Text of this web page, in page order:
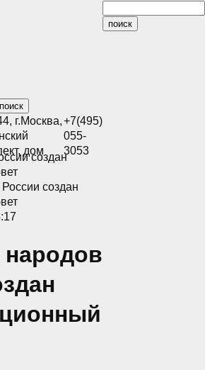
, г.Москва,
дом
+7(495)
055-
3053
создан